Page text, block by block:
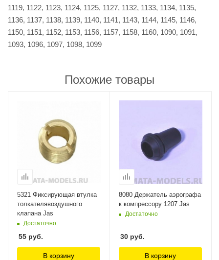
1119, 1122, 1123, 1124, 1125, 1127, 1132, 1133, 1134, 1135,
1136, 1137, 1138, 1139, 1140, 1141, 1143, 1144, 1145, 1146,
1150, 1151, 1152, 1153, 1156, 1157, 1158, 1160, 1090, 1091,
1093, 1096, 1097, 1098, 1099
Похожие товары
5321 Фиксирующая втулка
толкателявоздушного
клапана Jas
Достаточно
55 руб.
В корзину
8080 Держатель аэрографа
к компрессору 1207 Jas
Достаточно
30 руб.
В корзину